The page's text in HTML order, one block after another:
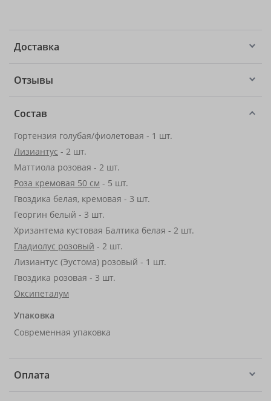
Доставка
Отзывы
Состав
Гортензия голубая/фиолетовая - 1 шт.
Лизиантус - 2 шт.
Маттиола розовая - 2 шт.
Роза кремовая 50 см - 5 шт.
Гвоздика белая, кремовая - 3 шт.
Георгин белый - 3 шт.
Хризантема кустовая Балтика белая - 2 шт.
Гладиолус розовый - 2 шт.
Лизиантус (Эустома) розовый - 1 шт.
Гвоздика розовая - 3 шт.
Оксипеталум
Упаковка
Современная упаковка
Оплата